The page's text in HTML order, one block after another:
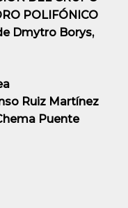
POLIFÓNICO
Dmytro Borys,
Ruiz Martínez
Puente